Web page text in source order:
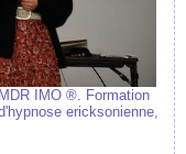
IMO ®. Formation
ericksonienne,